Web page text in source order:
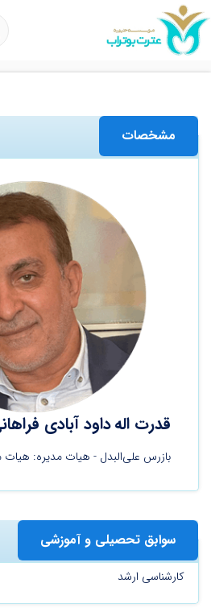
مشخصات
قدرت الهداود آبادی
بازرس علی‌البدل - هیات مدیره: هیات
سوابق تحصیلی و آموزشی
کارشناسی ارشد